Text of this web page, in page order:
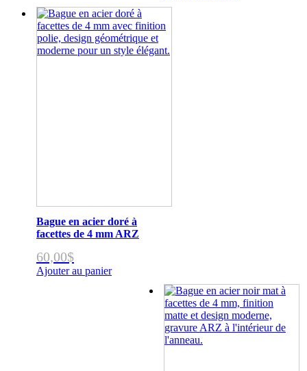
Bague en acier doré à
facettes de 4 mm ARZ
60,00$
Ajouter au panier